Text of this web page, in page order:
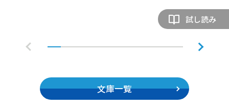
試し読み
文庫一覧